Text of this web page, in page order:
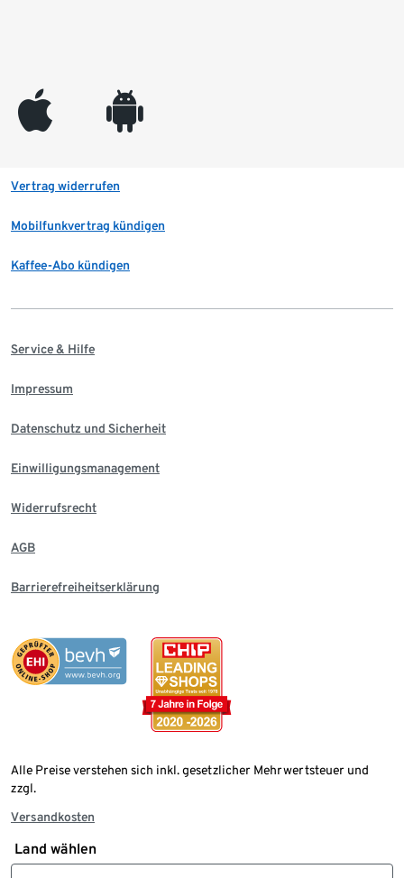
appleinc android
Vertrag widerrufen
Mobilfunkvertrag kündigen
Kaffee-Abo kündigen
Service & Hilfe
Impressum
Datenschutz und Sicherheit
Einwilligungsmanagement
Widerrufsrecht
AGB
Barrierefreiheitserklärung
Alle Preise verstehen sich inkl. gesetzlicher Mehrwertsteuer und
zzgl.
Versandkosten
Land wählen